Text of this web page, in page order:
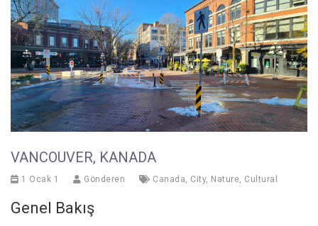
VANCOUVER, KANADA
1 Ocak 1 Gönderen Canada, City, Nature, Cultural
Genel Bakış